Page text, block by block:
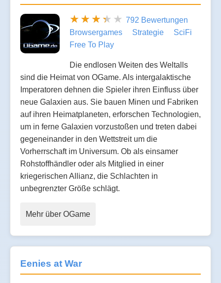
792 Bewertungen
Browsergames
Strategie
SciFi
Free To Play
Die endlosen Weiten des Weltalls
sind die Heimat von OGame. Als intergalaktische
Imperatoren dehnen die Spieler ihren Einfluss über
neue Galaxien aus. Sie bauen Minen und Fabriken
auf ihren Heimatplaneten, erforschen Technologien,
um in ferne Galaxien vorzustoßen und treten dabei
gegeneinander in den Wettstreit um die
Vorherrschaft im Universum. Ob als einsamer
Rohstoffhändler oder als Mitglied in einer
kriegerischen Allianz, die Schlachten in
unbegrenzter Größe schlägt.
Mehr über OGame
Eenies at War